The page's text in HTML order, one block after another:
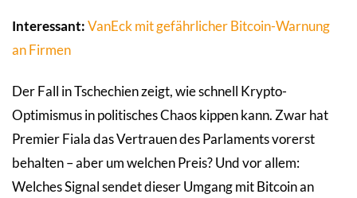
Interessant:VanEck mit gefährlicher Bitcoin-Warnung
an Firmen
Der Fall in Tschechien zeigt, wie schnell Krypto-
Optimismus in politisches Chaos kippen kann. Zwar hat
Premier Fiala das Vertrauen des Parlaments vorerst
behalten – aber um welchen Preis? Und vor allem:
Welches Signal sendet dieser Umgang mit Bitcoin an